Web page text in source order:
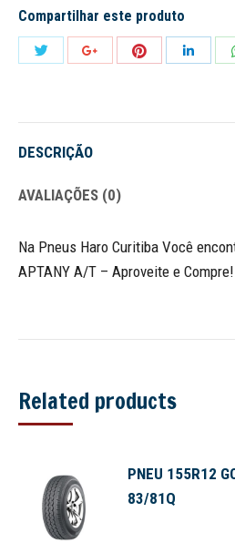
Compartilhar este produto
Share
Share
Share
DESCRIÇÃO
AVALIAÇÕES (0)
Na Pneus Haro Curitiba Você
APTANY A/T – Aproveite e Compre!
Related products
PNEU 155R12
83/81Q